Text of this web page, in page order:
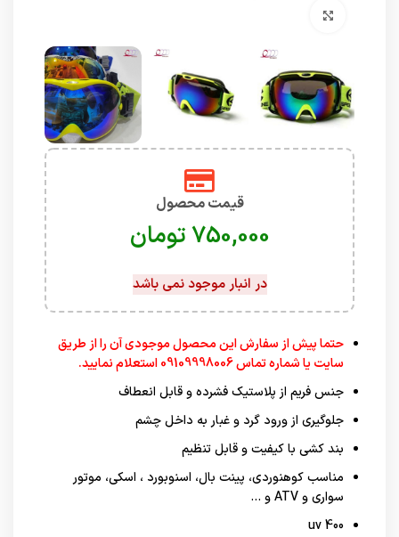
قیمت محصول
تومان
در انبار موجود نمی باشد
حتما پیش از سفارش این محصول موجودی آن را از طریق
سایت یا شماره تماس 09109998006 استعلام نمایید.
جنس فریم از پلاستیک فشرده و قابل انعطاف
جلوگیری از ورود گرد و غبار به داخل چشم
بند کشی با کیفیت و قابل تنظیم
مناسب کوهنوردی، پینت بال، اسنوبورد ، اسکی، موتور
سواری و ATV و …
uv 400